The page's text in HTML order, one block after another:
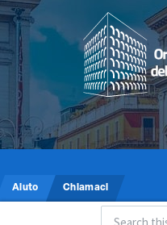
Aiuto Chiamaci